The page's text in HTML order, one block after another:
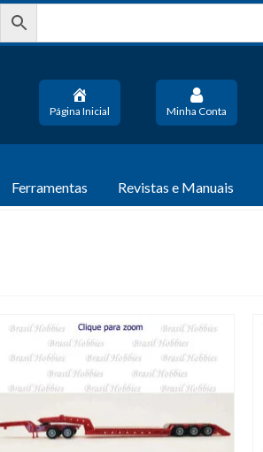
Página Inicial Minha Conta
Ferramentas Revistas e Manuais